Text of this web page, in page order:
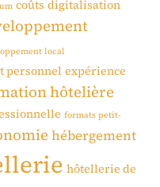
coûts digitalisation
local
personnel expérience
hôtelière
formats petit-
hébergement
hôtellerie de